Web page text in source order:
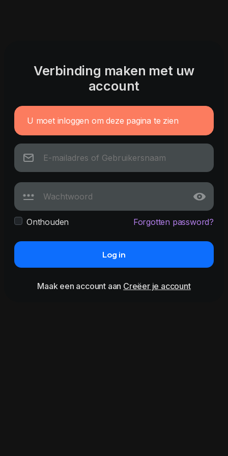
Verbinding maken met uw
account
U moet inloggen om deze pagina te zien
Onthouden Forgotten password?
Log in
Maak een account aan Creëer je account